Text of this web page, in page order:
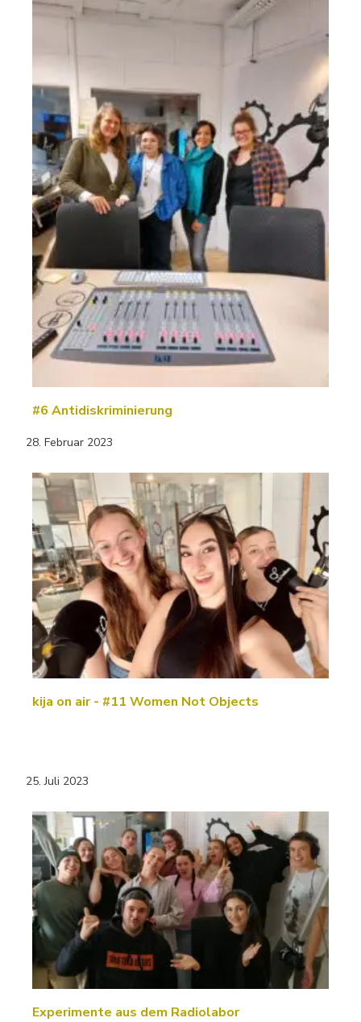
#6 Antidiskriminierung
28. Februar 2023
kija on air - #11 Women Not Objects
25. Juli 2023
Experimente aus dem Radiolabor